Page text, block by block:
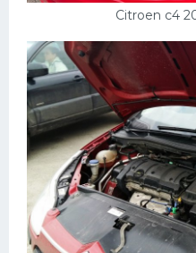
Citroen c4
Сузуки
Мерседес
Фольксваген
Лексус
Дэу
Скания
Форд